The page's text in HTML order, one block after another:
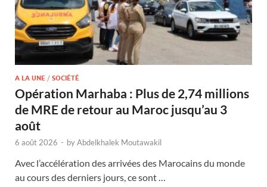
A LA UNE / SOCIÉTÉ
Opération Marhaba : Plus de 2,74 millions
de MRE de retour au Maroc jusqu’au 3
août
6 août 2026 - byAbdelkhalek Moutawakil
Avec l’accélération des arrivées des Marocains du monde
au cours des derniers jours, ce sont …